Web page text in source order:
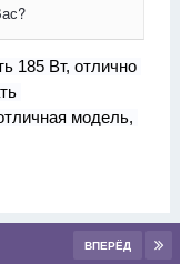
185 Вт, отлично
модель,
ВПЕРЁД